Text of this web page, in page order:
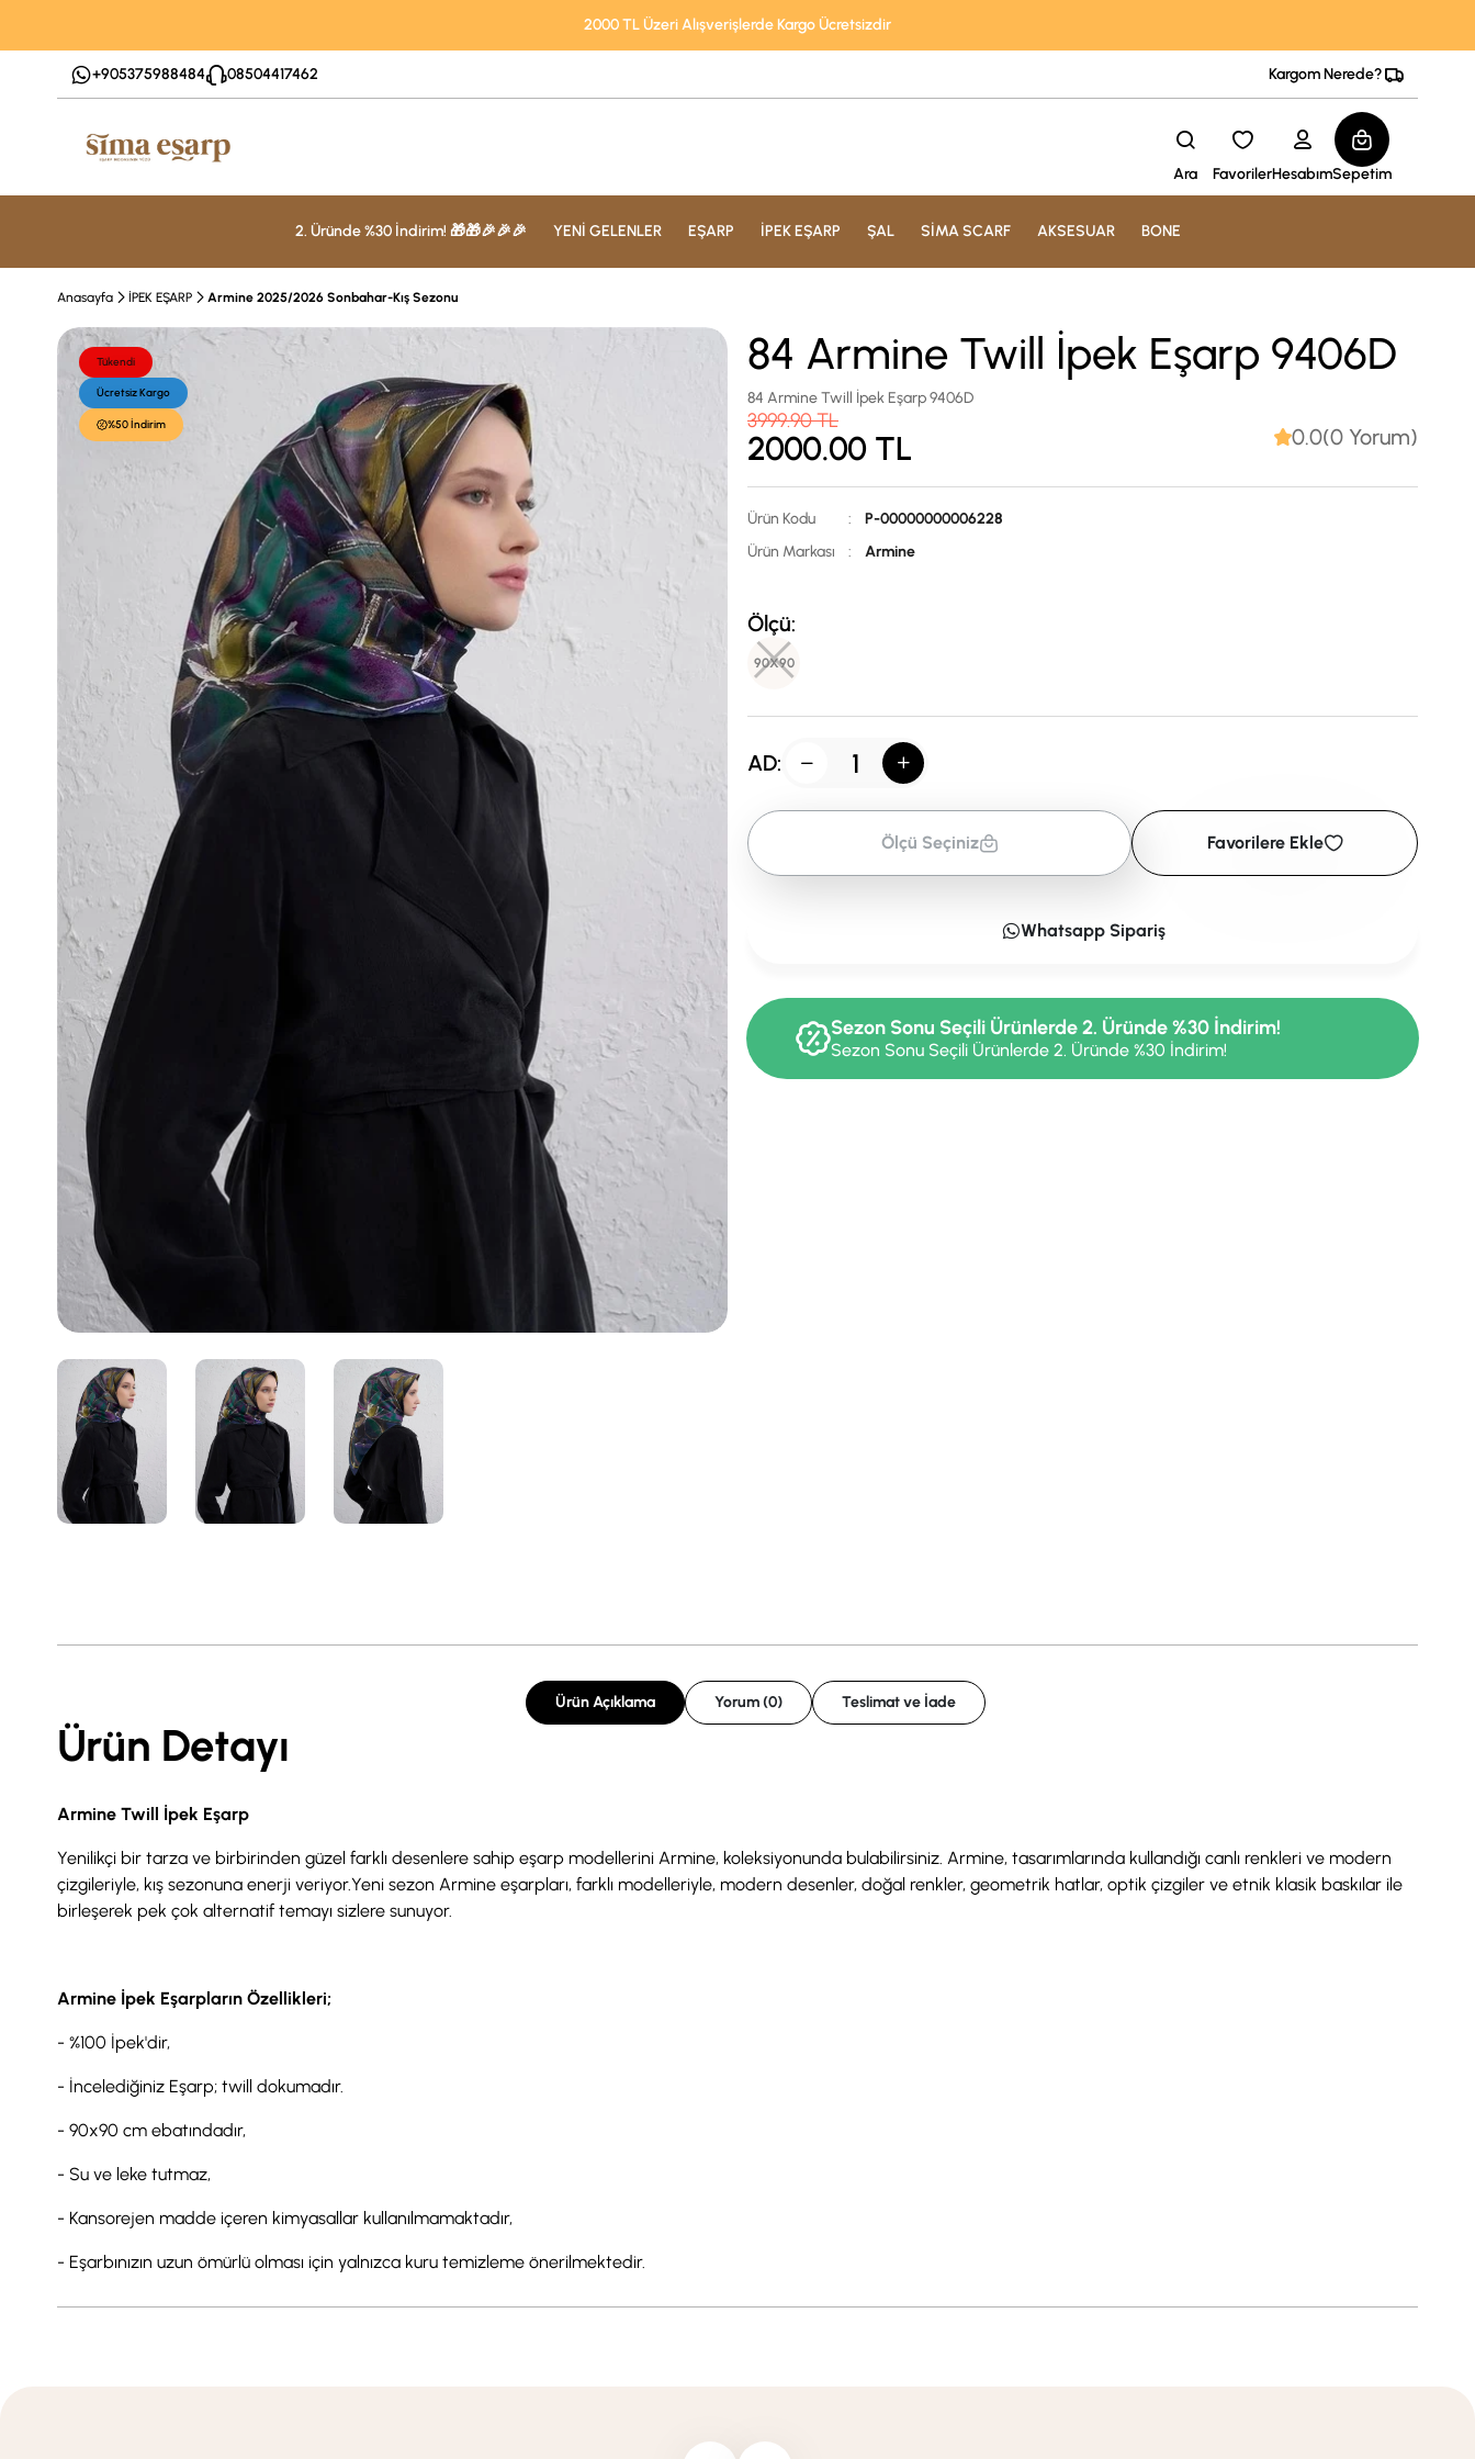
2000 TL Üzeri Alışverişlerde Kargo Ücretsizdir
+905375988484 08504417462 Kargom Nerede?
Ara FavorilerHesabımSepetim
2. Üründe %30 İndirim! 🎁🎁🎉🎉🎉 YENİ GELENLER EŞARP İPEK EŞARP ŞAL SİMA SCARF AKSESUAR BONE
Anasayfa İPEK EŞARP Armine 2025/2026 Sonbahar-Kış Sezonu
Tükendi
Ücretsiz Kargo
%50 İndirim
84 Armine Twill İpek Eşarp 9406D
84 Armine Twill İpek Eşarp 9406D
3999.90TL
2000.00 TL 0.0(0 Yorum)
Ürün Kodu :
P-00000000006228
Ürün Markası
: Armine
Ölçü:
90X90
AD:
Ölçü Seçiniz Favorilere Ekle
Whatsapp Sipariş
Sezon Sonu Seçili Ürünlerde 2. Üründe %30 İndirim!
Sezon Sonu Seçili Ürünlerde 2. Üründe %30 İndirim!
Ürün Açıklama Yorum (0) Teslimat ve İade
Ürün Detayı
Armine Twill İpek Eşarp
Yenilikçi bir tarza ve birbirinden güzel farklı desenlere sahip eşarp modellerini Armine, koleksiyonunda bulabilirsiniz. Armine, tasarımlarında kullandığı canlı renkleri ve modern
çizgileriyle, kış sezonuna enerji veriyor.Yeni sezon Armine eşarpları, farklı modelleriyle, modern desenler, doğal renkler, geometrik hatlar, optik çizgiler ve etnik klasik baskılar ile
birleşerek pek çok alternatif temayı sizlere sunuyor.
Armine İpek Eşarpların Özellikleri;
- %100 İpek'dir,
- İncelediğiniz Eşarp; twill dokumadır.
- 90x90 cm ebatındadır,
- Su ve leke tutmaz,
- Kansorejen madde içeren kimyasallar kullanılmamaktadır,
- Eşarbınızın uzun ömürlü olması için yalnızca kuru temizleme önerilmektedir.